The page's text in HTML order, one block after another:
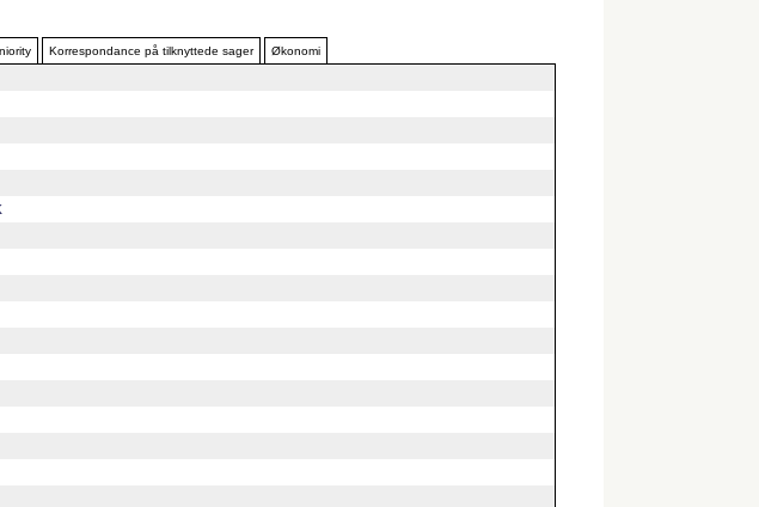
Korrespondance på tilknyttede sager Økonomi